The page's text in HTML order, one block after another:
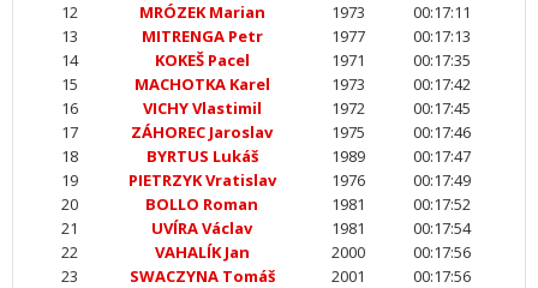
12
MRÓZEK Marian 1973
00:17:11
13
MITRENGA Petr 1977
00:17:13
14
KOKEŠ Pacel 1971
00:17:35
15
MACHOTKA Karel 1973
00:17:42
16
VICHY Vlastimil 1972
00:17:45
17
ZÁHOREC Jaroslav 1975
00:17:46
18
BYRTUS Lukáš 1989
00:17:47
19
PIETRZYK Vratislav 1976
00:17:49
20
BOLLO Roman 1981
00:17:52
21
UVÍRA Václav 1981
00:17:54
22
VAHALÍK Jan 2000
00:17:56
23
SWACZYNA Tomáš 2001
00:17:56